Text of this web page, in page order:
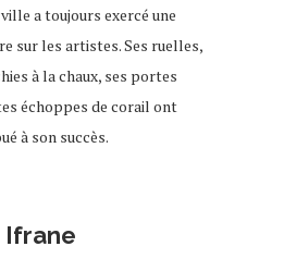
a toujours exercé une
sur les artistes. Ses ruelles,
à la chaux, ses portes
échoppes de corail ont
à son succès.
Ifrane